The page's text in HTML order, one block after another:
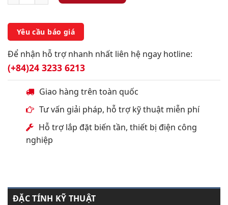
Yêu cầu báo giá
Để nhận hỗ trợ nhanh nhất liên hệ ngay hotline:
(+84)24 3233 6213
Giao hàng trên toàn quốc
Tư vấn giải pháp, hỗ trợ kỹ thuật miễn phí
Hỗ trợ lắp đặt biến tần, thiết bị điện công
nghiệp
ĐẶC TÍNH KỸ THUẬT